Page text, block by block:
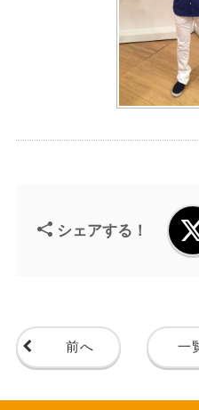
シェアする！
前へ 一